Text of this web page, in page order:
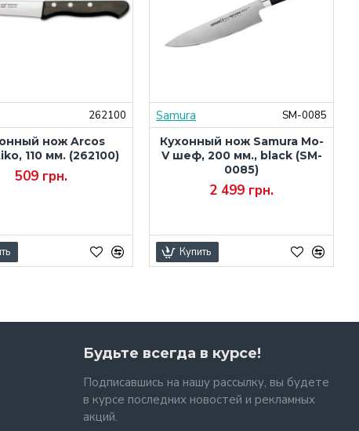
262100
нож Arcos
110 мм. (262100)
509 грн.
Samura
SM-0085
Кухонный нож Samura Mo-
V шеф, 200 мм., black (SM-
0085)
2 499 грн.
Купить
Будьте всегда в курсе!
Подписавшись на нашу рассылку, вы будете
в курсе последних новостей и рекламных
акций.